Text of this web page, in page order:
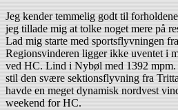
Jeg kender temmelig godt til
jeg tillade mig at tolke noget mere på
Lad mig starte med sportsflyvningen
Regionsvinderen ligger ikke uventet i
ved HC. Lind i Nybøl med 1392 mpm.
stil den svære sektionsflyvning fra
havde en meget dynamisk nordvest
weekend for HC.